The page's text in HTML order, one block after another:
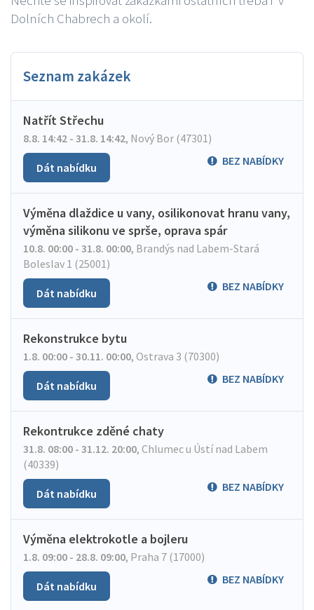
Dolních Chabrech a okolí.
Seznam zakázek
Natřít Střechu
8.8. 14:42 - 31.8. 14:42, Nový Bor (47301)
BEZ NABÍDKY
Dát nabídku
Výměna dlaždice u vany, osilikonovat hranu vany,
výměna silikonu ve sprše, oprava spár
10.8. 00:00 - 31.8. 00:00, Brandýs nad Labem-Stará
Boleslav 1 (25001)
BEZ NABÍDKY
Dát nabídku
Rekonstrukce bytu
1.8. 00:00 - 30.11. 00:00, Ostrava 3 (70300)
BEZ NABÍDKY
Dát nabídku
Rekontrukce zděné chaty
31.8. 08:00 - 31.12. 20:00, Chlumec u Ústí nad Labem
(40339)
BEZ NABÍDKY
Dát nabídku
Výměna elektrokotle a bojleru
1.8. 09:00 - 28.8. 09:00, Praha 7 (17000)
BEZ NABÍDKY
Dát nabídku